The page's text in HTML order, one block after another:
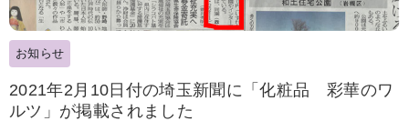
お知らせ
2021年2月10日付の埼玉新聞に「化粧品 彩華のワ
ルツ」が掲載されました